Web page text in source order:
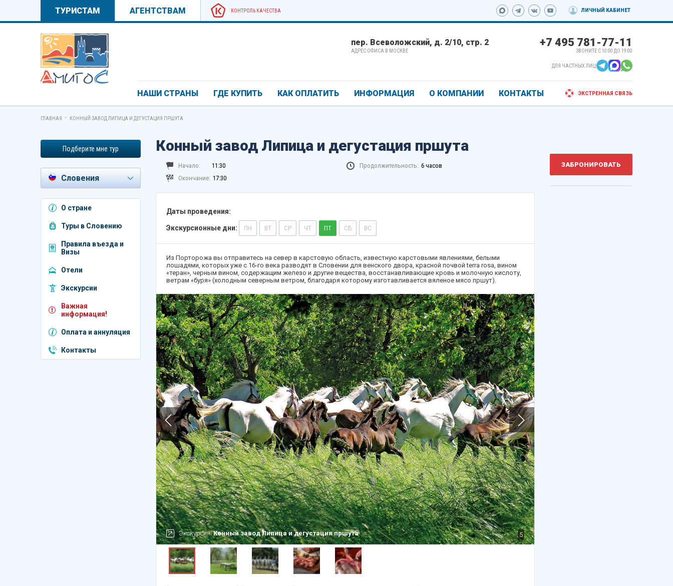
ТУРИСТАМ АГЕНТСТВАМ КОНТРОЛЬ КАЧЕСТВА ЛИЧНЫЙ КАБИНЕТ
пер. Всеволожский, д. 2/10, стр. 2
АДРЕС ОФИСА В МОСКВЕ
+7 495 781-77-11
ЗВОНИТЕ С 10:00 ДО 19:00
ДЛЯ ЧАСТНЫХ ЛИЦ:
НАШИ СТРАНЫ ГДЕ КУПИТЬ КАК ОПЛАТИТЬ ИНФОРМАЦИЯ О КОМПАНИИ КОНТАКТЫ ЭКСТРЕННАЯ СВЯЗЬ
ГЛАВНАЯ - КОННЫЙ ЗАВОД ЛИПИЦА И ДЕГУСТАЦИЯ ПРШУТА
Подберите мне тур
Словения
Азербайджан
Греция
Египет
Индия
Испания
Куба
О стране
Туры в Словению
Правила въезда и
Визы
Отели
Экскурсии
Важная
информация!
Оплата и аннуляция
Контакты
Конный завод Липица и дегустация пршута
Начало:
11:30
Окончание: 17:30
Продолжительность: 6 часов
Даты проведения:
Экскурсионные дни: ПН ВТ СР ЧТ ПТ СБ ВС
Из Порторожа вы отправитесь на север в карстовую область, известную карстовыми явлениями, белыми
лошадями, которых уже с 16-го века разводят в Словении для венского двора, красной почвой terra rosa, вином
«теран», черным вином, содержащим железо и другие вещества, восстанавливающие кровь и молочную кислоту,
ветрам «буря» (холодным северным ветром, благодаря которому изготавливается вяленое мясо пршут).
Экскурсия:Конный завод Липица и дегустация пршута 5
ЗАБРОНИРОВАТЬ